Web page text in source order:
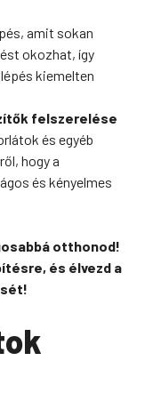
amit sokan
okozhat, így
kiemelten
felszerelése
és egyéb
hogy a
és kényelmes
otthonod!
és élvezd a